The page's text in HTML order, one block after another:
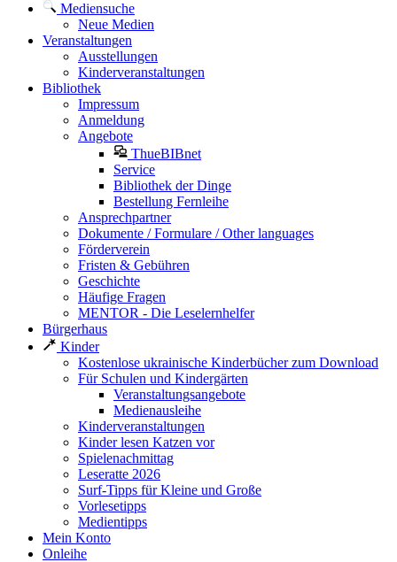
Mediensuche
Neue Medien
Veranstaltungen
Ausstellungen
Kinderveranstaltungen
Bibliothek
Impressum
Anmeldung
Angebote
ThueBIBnet
Service
Bibliothek der Dinge
Bestellung Fernleihe
Ansprechpartner
Dokumente / Formulare / Other languages
Förderverein
Fristen & Gebühren
Geschichte
Häufige Fragen
MENTOR - Die Leselernhelfer
Bürgerhaus
Kinder
Kostenlose ukrainische Kinderbücher zum Download
Für Schulen und Kindergärten
Veranstaltungsangebote
Medienausleihe
Kinderveranstaltungen
Kinder lesen Katzen vor
Spielenachmittag
Leseratte 2026
Surf-Tipps für Kleine und Große
Vorlesetipps
Medientipps
Mein Konto
Onleihe